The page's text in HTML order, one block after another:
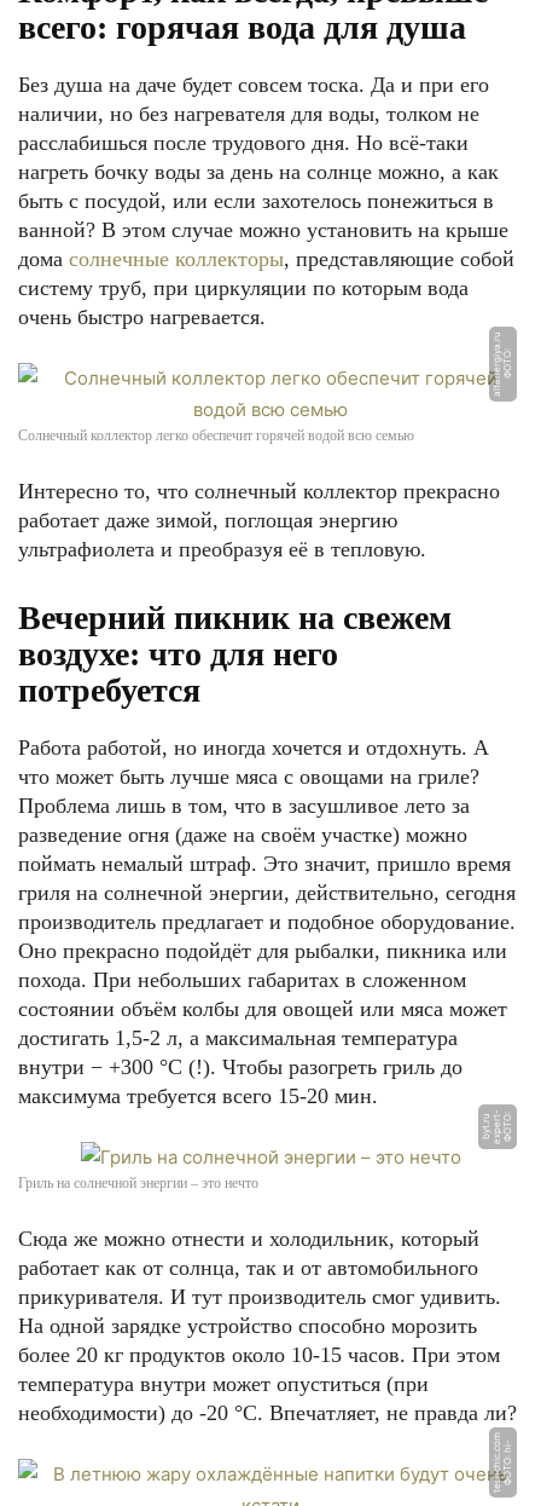
всего: горячая вода для душа
Без душа на даче будет совсем тоска. Да и при его
наличии, но без нагревателя для воды, толком не
расслабишься после трудового дня. Но всё-таки
нагреть бочку воды за день на солнце можно, а как
быть с посудой, или если захотелось понежиться в
ванной? В этом случае можно установить на крыше
дома солнечные коллекторы, представляющие собой
систему труб, при циркуляции по которым вода
очень быстро нагревается.
Ф
О
Т
О:
al
t
e
n
e
r
gi
y
a.
r
u
Солнечный коллектор легко обеспечит горячей водой всю семью
Интересно то, что солнечный коллектор прекрасно
работает даже зимой, поглощая энергию
ультрафиолета и преобразуя её в тепловую.
Вечерний пикник на свежем
воздухе: что для него
потребуется
Работа работой, но иногда хочется и отдохнуть. А
что может быть лучше мяса с овощами на гриле?
Проблема лишь в том, что в засушливое лето за
разведение огня (даже на своём участке) можно
поймать немалый штраф. Это значит, пришло время
гриля на солнечной энергии, действительно, сегодня
производитель предлагает и подобное оборудование.
Оно прекрасно подойдёт для рыбалки, пикника или
похода. При небольших габаритах в сложенном
состоянии объём колбы для овощей или мяса может
достигать 1,5-2 л, а максимальная температура
внутри − +300 °С (!). Чтобы разогреть гриль до
максимума требуется всего 15-20 мин.
Ф
О
Т
О:
e
x
p
e
r
t
-
b
y
t.
r
u
Гриль на солнечной энергии – это нечто
Сюда же можно отнести и холодильник, который
работает как от солнца, так и от автомобильного
прикуривателя. И тут производитель смог удивить.
На одной зарядке устройство способно морозить
более 20 кг продуктов около 10-15 часов. При этом
температура внутри может опуститься (при
необходимости) до -20 °С. Впечатляет, не правда ли?
Ф
О
Т
О:
hi
-
t
e
c
h
c
hi
c.
c
o
m